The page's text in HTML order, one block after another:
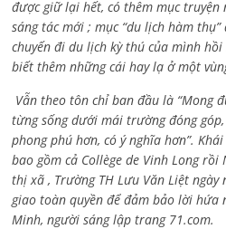
được giữ lại hết, có thêm mục
sáng tác mới ; mục “du lịch hàm
chuyến đi du lịch kỳ thú của mình
biết thêm những cái hay lạ ở một
Vẫn theo tôn chỉ ban đầu là “Mong
từng sống dưới mái trường đóng
phong phú hơn, có ý nghĩa hơn”.
bao gồm cả Collège de Vinh Long rồi
thị xã , Trường TH Lưu Văn Liệt
giao toàn quyền để đảm bảo lời hứa
Minh, người sáng lập trang 71.com.